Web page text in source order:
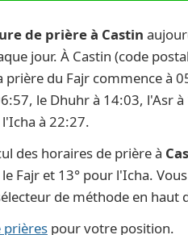
de prière à Castin
jour. À Castin (code
prière du Fajr commence à
le Dhuhr à 14:03, l'Asr
à 22:27.
des horaires de prière à
Fajr et 13° pour l'Icha.
de méthode en haut
prières pour votre position.